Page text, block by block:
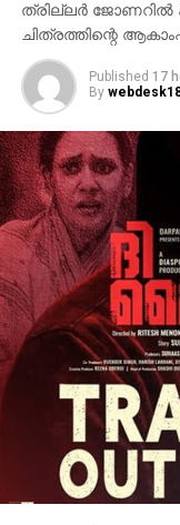
ത്രില്ലര്‍ ജോണറില്‍
ചിത്രത്തിന്റെ
Published 17
By